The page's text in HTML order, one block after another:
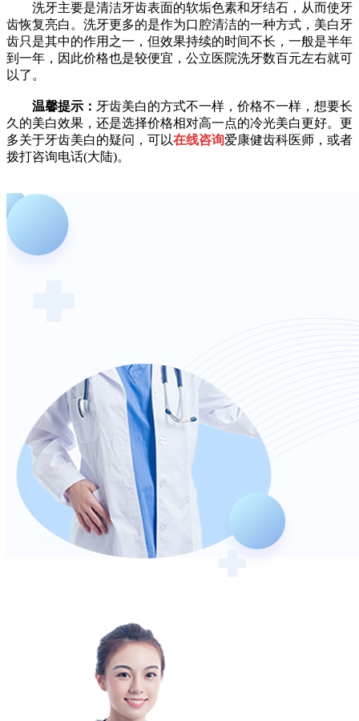
洗牙主要是清洁牙齿表面的软垢色素和牙结石，从而使牙
齿恢复亮白。洗牙更多的是作为口腔清洁的一种方式，美白牙
齿只是其中的作用之一，但效果持续的时间不长，一般是半年
到一年，因此价格也是较便宜，公立医院洗牙数百元左右就可
以了。
温馨提示： 牙齿美白的方式不一样，价格不一样，想要长
久的美白效果，还是选择价格相对高一点的冷光美白更好。更
多关于牙齿美白的疑问，可以在线咨询爱康健齿科医师，或者
拨打咨询电话(大陆)。